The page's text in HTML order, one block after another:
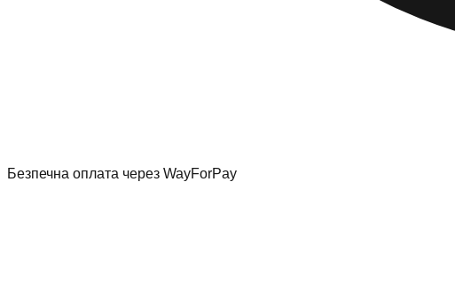
Безпечна оплата через WayForPay